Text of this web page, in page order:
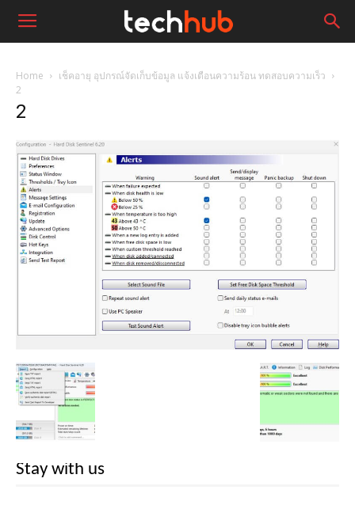
Home
เช็คอายุ อุปกรณ์จัดเก็บข้อมูล แจ้งเตือนความร้อน ทดสอบความเร็ว
2
2
Stay with us